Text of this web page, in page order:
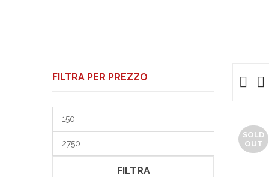
FILTRA PER PREZZO
FILTRA
SOLD
OUT